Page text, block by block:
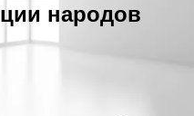
народов